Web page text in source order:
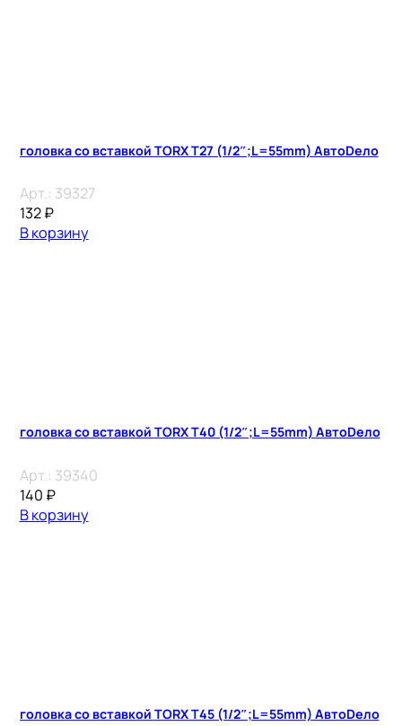
головка со вставкой TORX T27 (1/2″;L=55mm) АвтоDело
Арт.: 39327
132₽
В корзину
головка со вставкой TORX T40 (1/2″;L=55mm) АвтоDело
Арт.: 39340
140 ₽
В корзину
головка со вставкой TORX T45 (1/2″;L=55mm) АвтоDело